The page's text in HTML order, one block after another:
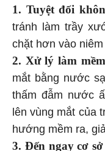
1. Tuyệt đối
tránh làm trầy
chặt hơn vào niêm
2. Xử lý làm
mắt bằng nước
thấm đẫm nước
lên vùng mắt của
hướng mềm ra,
3. Đến ngay cơ